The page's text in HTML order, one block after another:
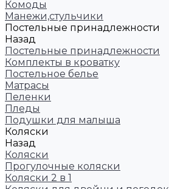
Комоды
Манежи,стульчики
Постельные принадлежности
Назад
Постельные принадлежности
Комплекты в кроватку
Постельное белье
Матрасы
Пеленки
Пледы
Подушки для малыша
Коляски
Назад
Коляски
Прогулочные коляски
Коляски 2 в 1